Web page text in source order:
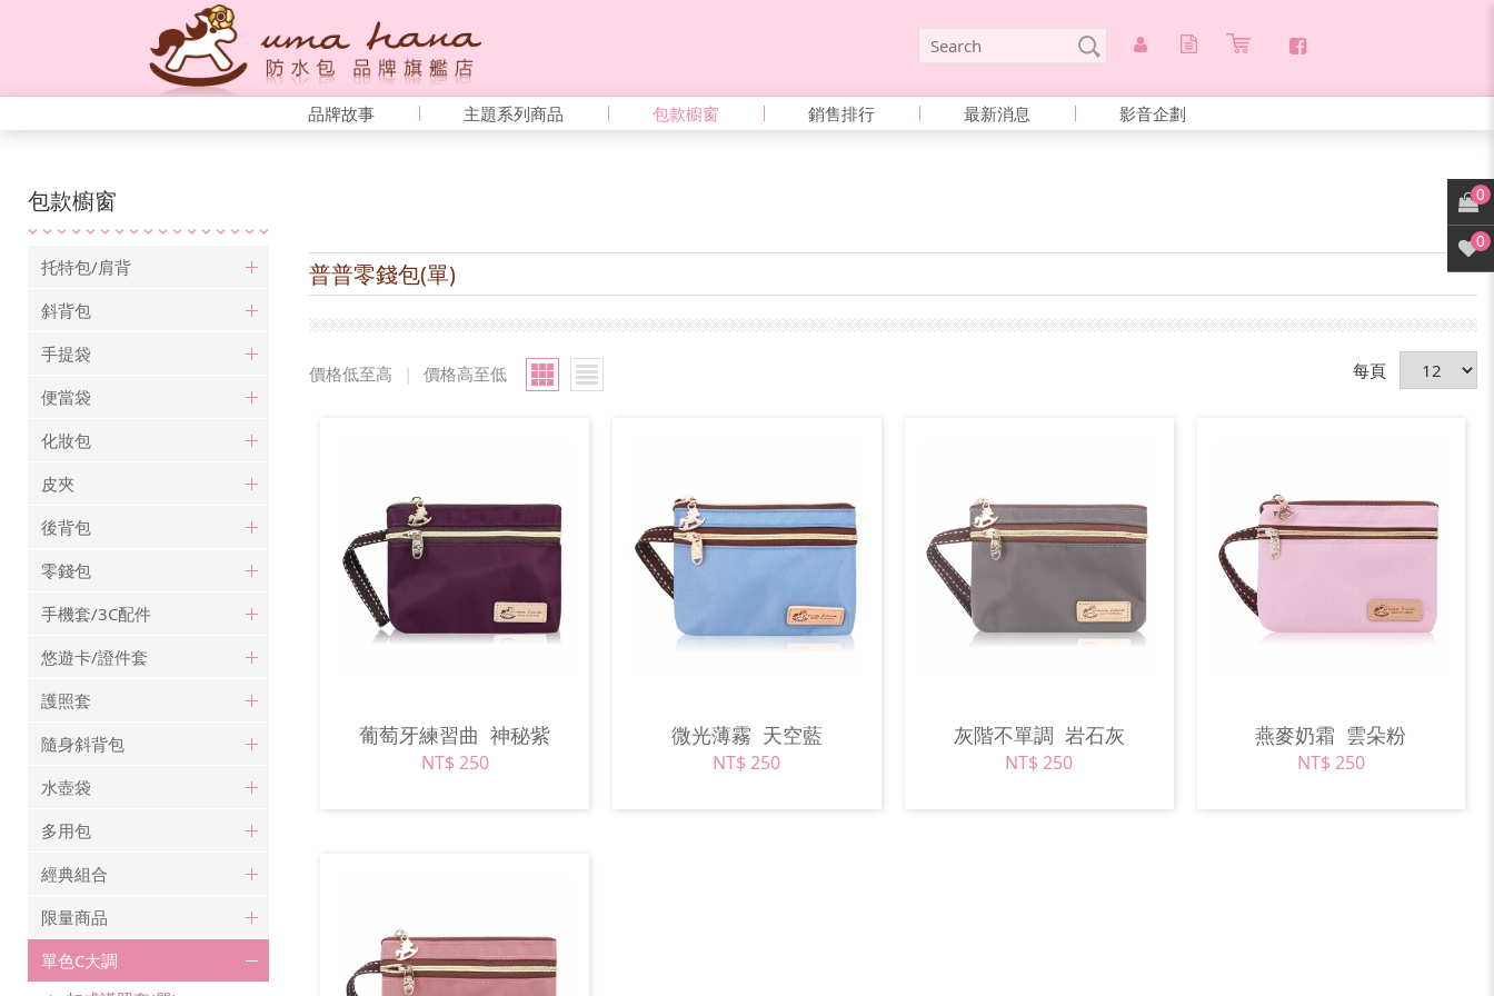
品牌故事 主題系列商品 包款櫥窗 銷售排行 最新消息 影音企劃
包款櫥窗
托特包/肩背
斜背包
手提袋
便當袋
化妝包
皮夾
後背包
零錢包
手機套/3C配件
悠遊卡/證件套
護照套
隨身斜背包
水壺袋
多用包
經典組合
限量商品
單色C大調
普普零錢包(單)
價格低至高 | 價格高至低 每頁
葡萄牙練習曲神秘紫
NT$ 250
微光薄霧 天空藍
NT$ 250
灰階不單調 岩石灰
NT$ 250
燕麥奶霜 雲朵粉
NT$ 250
0
0